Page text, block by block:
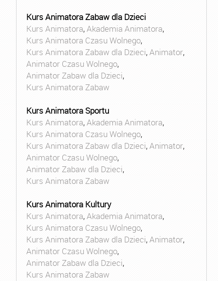
Kurs Animatora Zabaw dla Dzieci
Kurs Animatora,Akademia Animatora,
Kurs Animatora Czasu Wolnego,
Kurs Animatora Zabaw dla Dzieci,Animator,
Animator Czasu Wolnego,
Animator Zabaw dla Dzieci,
Kurs Animatora Zabaw
Kurs Animatora Sportu
Kurs Animatora,Akademia Animatora,
Kurs Animatora Czasu Wolnego,
Kurs Animatora Zabaw dla Dzieci,Animator,
Animator Czasu Wolnego,
Animator Zabaw dla Dzieci,
Kurs Animatora Zabaw
Kurs Animatora Kultury
Kurs Animatora,Akademia Animatora,
Kurs Animatora Czasu Wolnego,
Kurs Animatora Zabaw dla Dzieci,Animator,
Animator Czasu Wolnego,
Animator Zabaw dla Dzieci,
Kurs Animatora Zabaw